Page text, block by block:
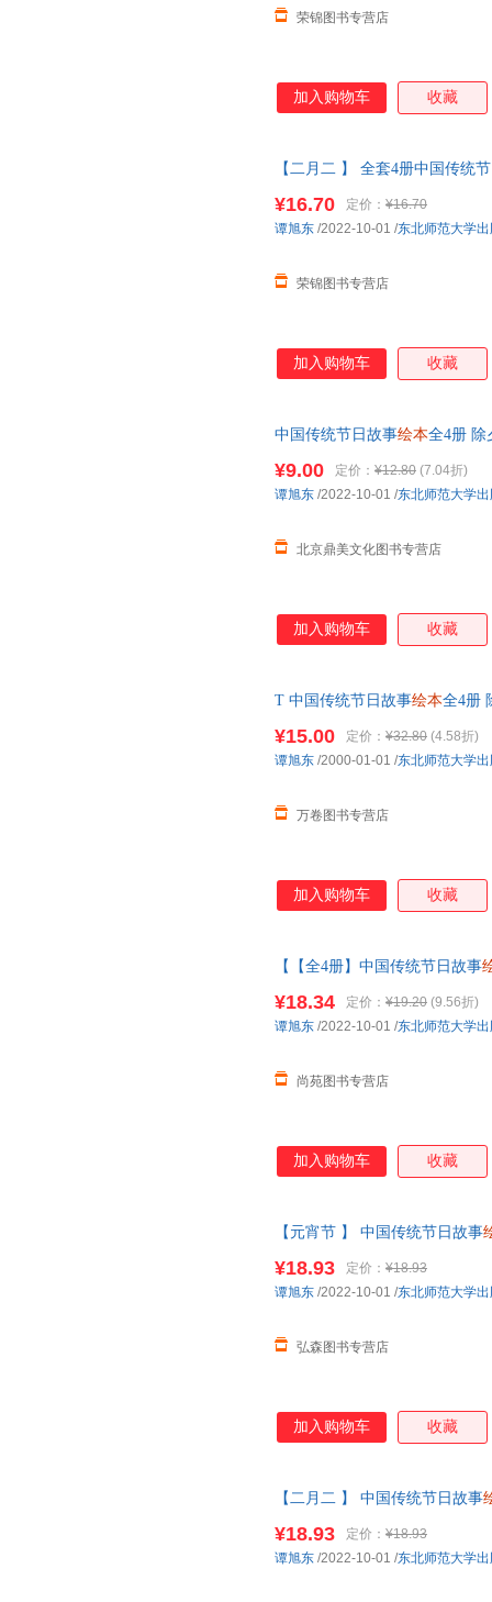
荣锦图书专营店
加入购物车 收藏
【二月二 】 全套4册中国传统
¥16.70 定价： ¥16.70
荣锦图书专营店
谭旭东 /2022-10-01 /东北师范大学
加入购物车 收藏
中国传统节日故事绘本全4册 除
¥9.00 定价： ¥12.80 (7.04折)
北京鼎美文化图书专营店
谭旭东 /2022-10-01 /东北师范大学
加入购物车 收藏
T 中国传统节日故事绘本全4册
¥15.00 定价： ¥32.80 (4.58折)
万卷图书专营店
谭旭东 /2000-01-01 /东北师范大学
加入购物车 收藏
【【全4册】中国传统节日故事
退换货【让您无忧购物】
¥18.34 定价： ¥19.20 (9.56折)
尚苑图书专营店
谭旭东 /2022-10-01 /东北师范大学
加入购物车 收藏
【元宵节 】 中国传统节日故事
¥18.93 定价： ¥18.93
弘森图书专营店
谭旭东 /2022-10-01 /东北师范大学
加入购物车 收藏
【二月二 】 中国传统节日故事
¥18.93 定价： ¥18.93
谭旭东 /2022-10-01 /东北师范大学